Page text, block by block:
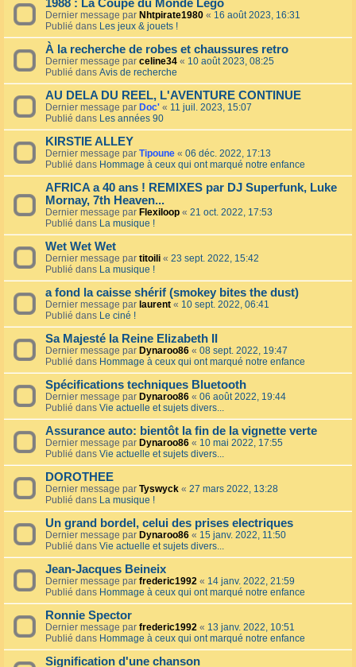
1988 : La Coupe du Monde Lego
Dernier message par Nhtpirate1980 « 16 août 2023, 16:31
Publié dans Les jeux & jouets !
À la recherche de robes et chaussures retro
Dernier message par celine34 « 10 août 2023, 08:25
Publié dans Avis de recherche
AU DELA DU REEL, L'AVENTURE CONTINUE
Dernier message par Doc' « 11 juil. 2023, 15:07
Publié dans Les années 90
KIRSTIE ALLEY
Dernier message par Tipoune « 06 déc. 2022, 17:13
Publié dans Hommage à ceux qui ont marqué notre enfance
AFRICA a 40 ans ! REMIXES par DJ Superfunk, Luke
Mornay, 7th Heaven...
Dernier message par Flexiloop « 21 oct. 2022, 17:53
Publié dans La musique !
Wet Wet Wet
Dernier message par titoili « 23 sept. 2022, 15:42
Publié dans La musique !
a fond la caisse shérif (smokey bites the dust)
Dernier message par laurent « 10 sept. 2022, 06:41
Publié dans Le ciné !
Sa Majesté la Reine Elizabeth II
Dernier message par Dynaroo86 « 08 sept. 2022, 19:47
Publié dans Hommage à ceux qui ont marqué notre enfance
Spécifications techniques Bluetooth
Dernier message par Dynaroo86 « 06 août 2022, 19:44
Publié dans Vie actuelle et sujets divers...
Assurance auto: bientôt la fin de la vignette verte
Dernier message par Dynaroo86 « 10 mai 2022, 17:55
Publié dans Vie actuelle et sujets divers...
DOROTHEE
Dernier message par Tyswyck « 27 mars 2022, 13:28
Publié dans La musique !
Un grand bordel, celui des prises electriques
Dernier message par Dynaroo86 « 15 janv. 2022, 11:50
Publié dans Vie actuelle et sujets divers...
Jean-Jacques Beineix
Dernier message par frederic1992 « 14 janv. 2022, 21:59
Publié dans Hommage à ceux qui ont marqué notre enfance
Ronnie Spector
Dernier message par frederic1992 « 13 janv. 2022, 10:51
Publié dans Hommage à ceux qui ont marqué notre enfance
Signification d'une chanson